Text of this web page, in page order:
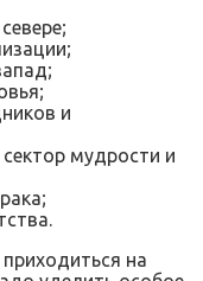
и
мудрости и
на